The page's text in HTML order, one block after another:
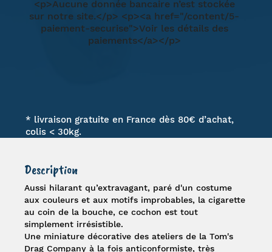
* livraison gratuite en France dès 80€ d’achat,
colis < 30kg.
Description
Aussi hilarant qu’extravagant, paré d'un costume
aux couleurs et aux motifs improbables, la cigarette
au coin de la bouche, ce cochon est tout
simplement irrésistible.
Une miniature décorative des ateliers de laTom's
Drag Company à la fois anticonformiste, très